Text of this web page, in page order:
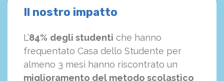
Il nostro impatto
L’84% degli studenti che hanno
frequentato Casa dello Studente per
almeno 3 mesi hanno riscontrato un
miglioramento del metodo scolastico